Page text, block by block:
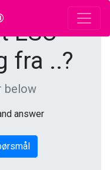
ESC
fra ..?
below
answer